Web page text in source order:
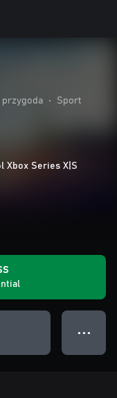
przygoda • Sport
Xbox Series X|S
● ● ●